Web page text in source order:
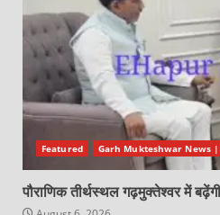
Featured Garh Mukteshwar News |
पौराणिक तीर्थस्थल गढ़मुक्तेश्वर में